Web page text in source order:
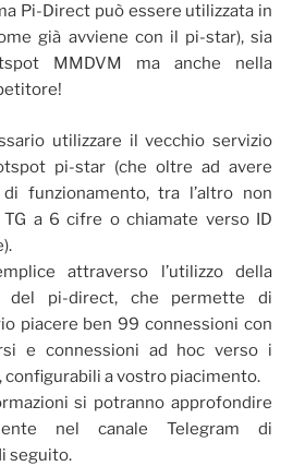
Pi-Direct può essere utilizzata in
già avviene con il pi-star), sia
MMDVM ma anche nella
utilizzare il vecchio servizio
pi-star (che oltre ad avere
funzionamento, tra l’altro non
TG a 6 cifre o chiamate verso ID
attraverso l’utilizzo della
del pi-direct, che permette di
piacere ben 99 connessioni con
e connessioni ad hoc verso i
a vostro piacimento.
si potranno approfondire
nel canale Telegram di
seguito.